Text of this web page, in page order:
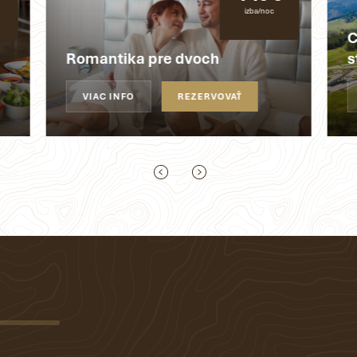
izba/noc
Romantika pre dvoch
VIAC INFO REZERVOVAŤ
Moderné apartmány